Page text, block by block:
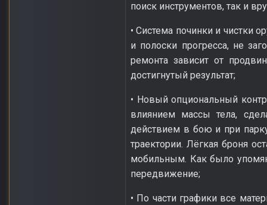
поиск инструментов, так и
• Система починки и чистки
и полоски прогресса, не
ремонта зависит от
достигнутый результат;
• Новый опциональный
влиянием массы тела,
действием в бою и при
траектории. Лёгкая броня
мобильным. Как было
передвижение;
• По части графики все